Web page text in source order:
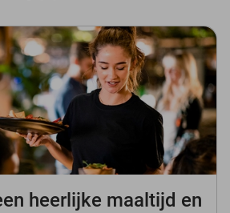
heerlijke maaltijd en